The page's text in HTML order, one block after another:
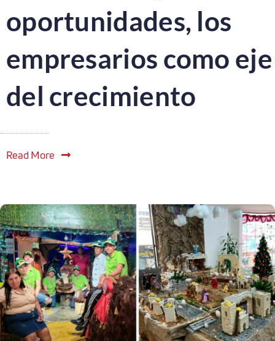
oportunidades, los
empresarios como eje
del crecimiento
Read More